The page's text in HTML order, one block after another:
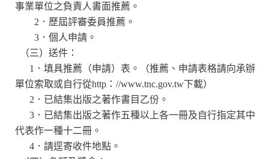
事業單位之負責人書面推薦。
2．歷屆評審委員推薦。
3．個人申請。
（三）送件：
1．填具推薦（申請）表。（推薦、申請表格請向承辦
單位索取或自行從http：//www.tnc.gov.tw下載）
2．已結集出版之著作書目乙份。
3．已結集出版之著作五種以上各一冊及自行指定其中
代表作一種十二冊。
4．請逕寄收件地點。